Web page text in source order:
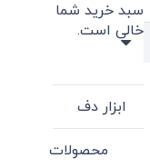
سبد خرید شما
خالی است.
ابزار دف
محصولات